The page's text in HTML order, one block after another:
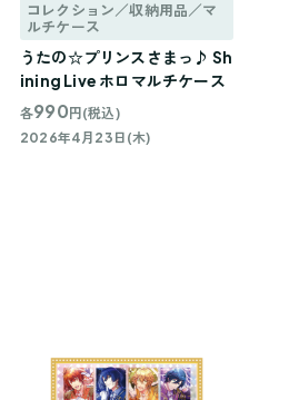
コレクション／収納用品／マ
ルチケース
うたの☆プリンスさまっ♪ Sh
ining Live ホロマルチケース
各990 円(税込)
2026年4月23日(木)